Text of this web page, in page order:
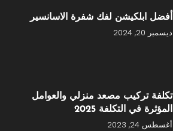
أفضل ابلكيشن لفك شفرة الاسانسير
ديسمبر 20, 2024
تكلفة تركيب مصعد منزلي والعوامل
المؤثرة في التكلفة 2025
أغسطس 24, 2023